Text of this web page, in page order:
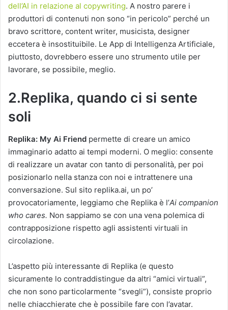
dell’AI in relazione al copywriting. A nostro parere i
produttori di contenuti non sono “in pericolo” perché un
bravo scrittore, content writer, musicista, designer
eccetera è insostituibile. Le App di Intelligenza Artificiale,
piuttosto, dovrebbero essere uno strumento utile per
lavorare, se possibile, meglio.
2.Replika, quando ci si sente
soli
Replika: My Ai Friend permette di creare un amico
immaginario adatto ai tempi moderni. O meglio: consente
di realizzare un avatar con tanto di personalità, per poi
posizionarlo nella stanza con noi e intrattenere una
conversazione. Sul sito replika.ai, un po’
provocatoriamente, leggiamo che Replika è l’Ai companion
who cares. Non sappiamo se con una vena polemica di
contrapposizione rispetto agli assistenti virtuali in
circolazione.
L’aspetto più interessante di Replika (e questo
sicuramente lo contraddistingue da altri “amici virtuali”,
che non sono particolarmente “svegli”), consiste proprio
nelle chiacchierate che è possibile fare con l’avatar.